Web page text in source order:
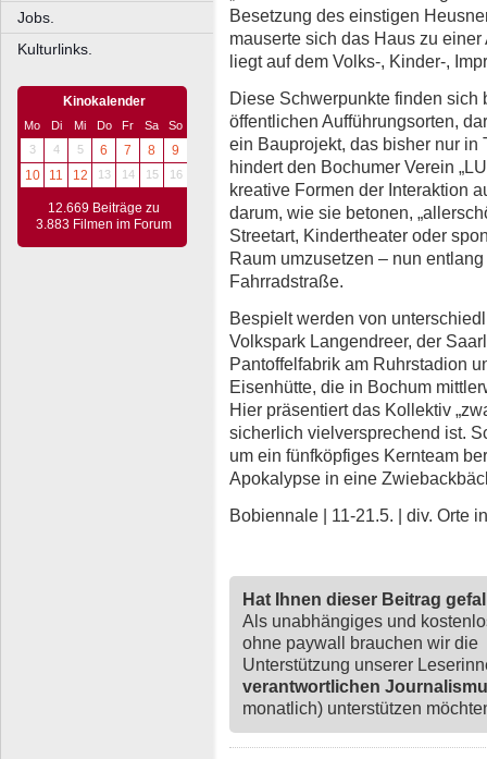
Jobs.
Kulturlinks.
Kinokalender
Mo Di Mi Do Fr Sa
So
3
4 5 6 7 8
9
10
11 12 13 14 15 16
12.669 Beiträge zu
3.883 Filmen im Forum
Besetzung des einstigen
mauserte sich das Haus zu
liegt auf dem Volks-, Kinder-,
Diese Schwerpunkte finden sich
öffentlichen Aufführungsorten,
ein Bauprojekt, das bisher nur in
hindert den Bochumer Verein
kreative Formen der Interaktion
darum, wie sie betonen,
Streetart, Kindertheater oder
Raum umzusetzen – nun
Fahrradstraße.
Bespielt werden von
Volkspark Langendreer, der
Pantoffelfabrik am Ruhrstadion
Eisenhütte, die in Bochum
Hier präsentiert das Kollektiv
sicherlich vielversprechend ist.
um ein fünfköpfiges Kernteam
Apokalypse in eine
Bobiennale | 11-21.5. | div. Orte
Hat Ihnen dieser Beitrag
Als unabhängiges und
ohne paywall brauchen wir die
Unterstützung unserer
verantwortlichen
monatlich) unterstützen